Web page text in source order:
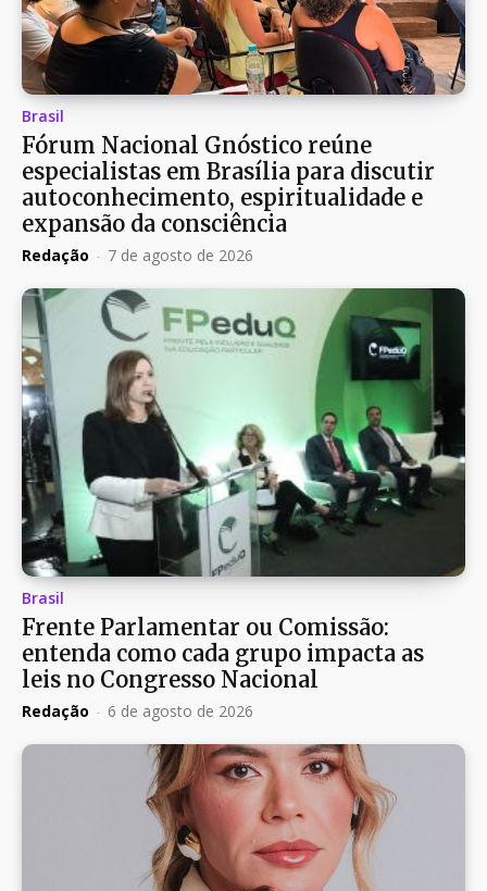
Brasil
Fórum Nacional Gnóstico reúne
especialistas em Brasília para discutir
autoconhecimento, espiritualidade e
expansão da consciência
Redação - 7 de agosto de 2026
Brasil
Frente Parlamentar ou Comissão:
entenda como cada grupo impacta as
leis no Congresso Nacional
Redação - 6 de agosto de 2026